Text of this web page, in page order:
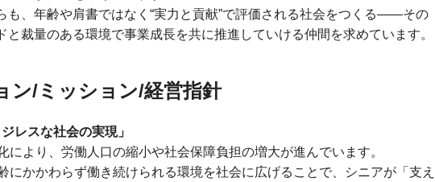
も、年齢や肩書ではなく“実力と貢献”で評価される社会をつくる――その
と裁量のある環境で事業成長を共に推進していける仲間を求めています。
ン/ミッション/経営指針
レスな社会の実現」
により、労働人口の縮小や社会保障負担の増大が進んでいます。
にかかわらず働き続けられる環境を社会に広げることで、シニアが「支え